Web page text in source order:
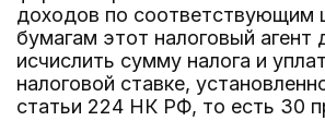
доходов по соответствующим
бумагам этот налоговый агент
исчислить сумму налога и
налоговой ставке,
статьи 224 НК РФ, то есть 30